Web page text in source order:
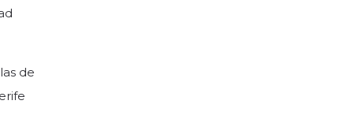
de